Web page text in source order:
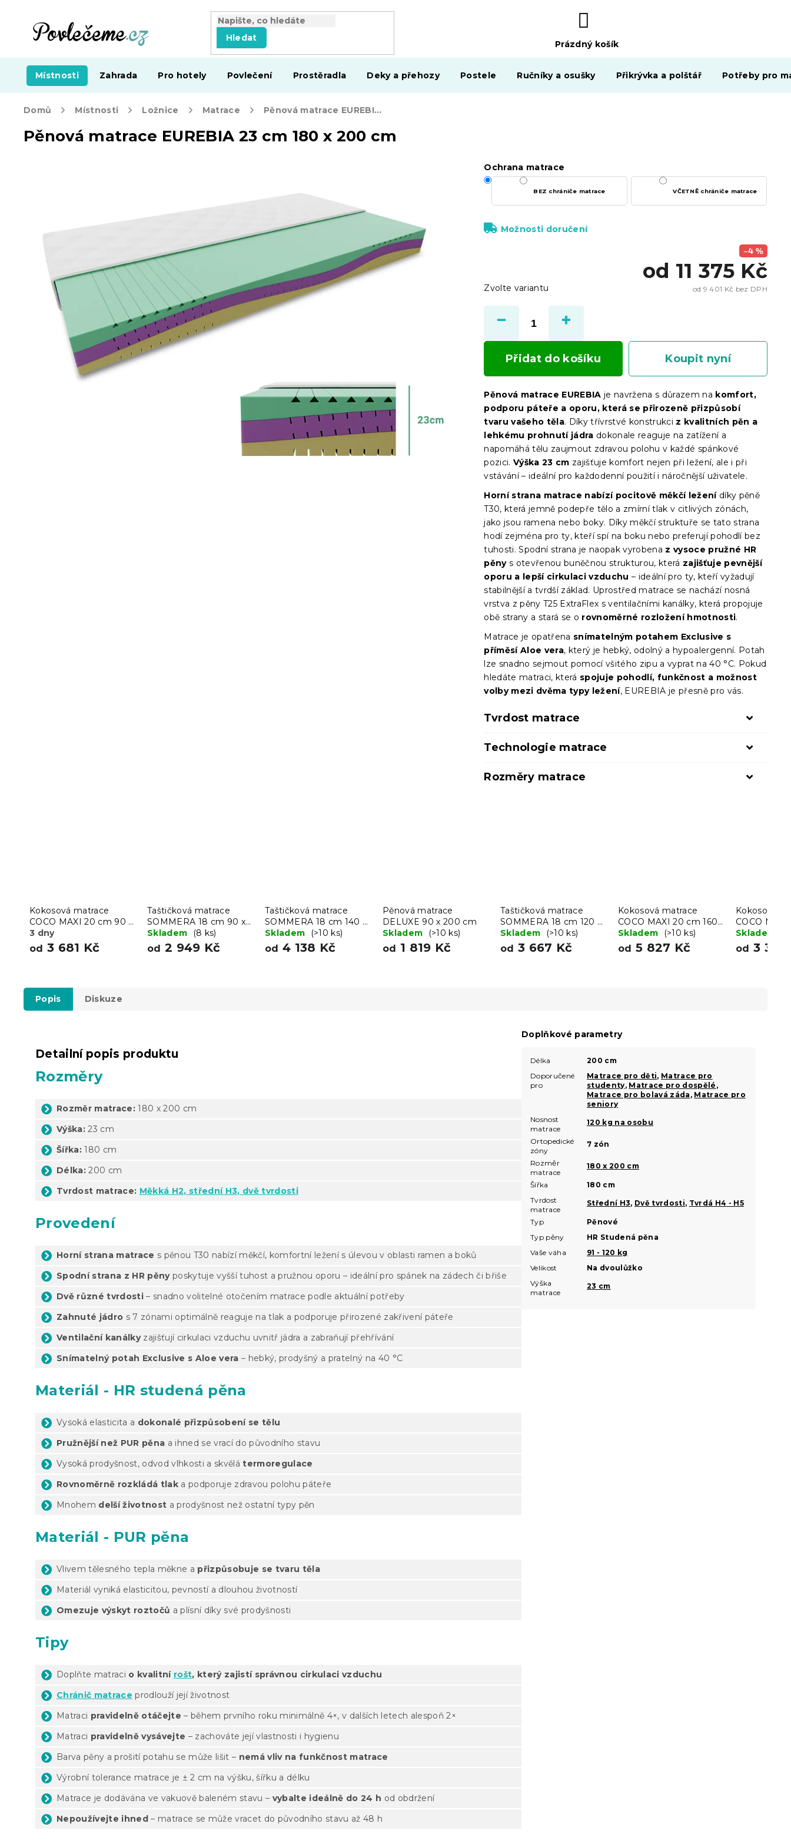
Hledat
NÁKUPNÍ
KOŠÍK
Prázdný košík
Místnosti Zahrada Pro hotely Povlečení Prostěradla Deky a přehozy Postele Ručníky a osušky Přikrývka a polštář Potřeby pro
Domů Místnosti Ložnice Matrace Pěnová matrace EUREBIA 23 cm 180 x 200 cm
Pěnová matrace EUREBIA 23 cm 180 x 200 cm
–4 %
od 11 375 Kč
od 9 401 Kč bez DPH
Zvolte variantu
Ochrana matrace
BEZ chrániče matrace VČETNĚ chrániče matrace
Možnosti doručení
Přidat do košíku Koupit nyní
Pěnová matrace EUREBIA je navržena s důrazem na komfort,
podporu páteře a oporu, která se přirozeně přizpůsobí
tvaru vašeho těla. Díky třívrstvé konstrukci z kvalitních pěn a
lehkému prohnutí jádra dokonale reaguje na zatížení a
napomáhá tělu zaujmout zdravou polohu v každé spánkové
pozici.Výška 23 cm zajišťuje komfort nejen při ležení, ale i při
vstávání – ideální pro každodenní použití i náročnější uživatele.
Horní strana matrace nabízí pocitově měkčí leženídíky pěně
T30, která jemně podepře tělo a zmírní tlak v citlivých zónách,
jako jsou ramena nebo boky. Díky měkčí struktuře se tato strana
hodí zejména pro ty, kteří spí na boku nebo preferují pohodlí bez
tuhosti. Spodní strana je naopak vyrobena z vysoce pružné HR
pěnys otevřenou buněčnou strukturou, která zajišťuje pevnější
oporu a lepší cirkulaci vzduchu – ideální pro ty, kteří vyžadují
stabilnější a tvrdší základ. Uprostřed matrace se nachází nosná
vrstva z pěny T25 ExtraFlex s ventilačními kanálky, která propojuje
obě strany a stará se o rovnoměrné rozložení hmotnosti.
Matrace je opatřena snímatelným potahem Exclusive s
příměsí Aloe vera, který je hebký, odolný a hypoalergenní. Potah
lze snadno sejmout pomocí všitého zipu a vyprat na 40 °C. Pokud
hledáte matraci, která spojuje pohodlí, funkčnost a možnost
volby mezi dvěma typy ležení, EUREBIA je přesně pro vás.
Tvrdost matrace
Technologie matrace
Rozměry matrace
Kokosová matrace
COCO MAXI 20 cm 90 x
200 cm
3 dny
od 3 681 Kč
Taštičková matrace
SOMMERA 18 cm 90 x
200 cm
Skladem (8 ks)
od 2 949 Kč
Taštičková matrace
SOMMERA 18 cm 140 x
200 cm
Skladem (>10 ks)
od 4 138 Kč
Pěnová matrace
DELUXE 90 x 200 cm
Skladem
(>10 ks)
od 1 819 Kč
Taštičková matrace
SOMMERA 18 cm 120 x
200 cm
Skladem (>10 ks)
od 3 667 Kč
Kokosová matrace
COCO MAXI 20 cm 160
x 200 cm
Skladem (>10 ks)
od 5 827 Kč
Kokosová
COCO
200 cm
Skladem
od 3
Popis Diskuze
Detailní popis produktu
Rozměry
Rozměr matrace:180 x 200 cm
Výška: 23 cm
Šířka:180 cm
Délka:200 cm
Tvrdost matrace: Měkká H2, střední H3, dvě tvrdosti
Provedení
Horní strana matrace s pěnou T30 nabízí měkčí, komfortní ležení s úlevou v oblasti ramen a boků
Spodní strana z HR pěnyposkytuje vyšší tuhost a pružnou oporu – ideální pro spánek na zádech či břiše
Dvě různé tvrdosti – snadno volitelné otočením matrace podle aktuální potřeby
Zahnuté jádro s 7 zónami optimálně reaguje na tlak a podporuje přirozené zakřivení páteře
Ventilační kanálkyzajišťují cirkulaci vzduchu uvnitř jádra a zabraňují přehřívání
Snímatelný potah Exclusive s Aloe vera – hebký, prodyšný a pratelný na 40 °C
Materiál - HR studená pěna
Vysoká elasticita a dokonalé přizpůsobení se tělu
Pružnější než PUR pěna a ihned se vrací do původního stavu
Vysoká prodyšnost, odvod vlhkosti a skvělátermoregulace
Rovnoměrně rozkládá tlak a podporuje zdravou polohu páteře
Mnohem delší životnost a prodyšnost než ostatní typy pěn
Materiál - PUR pěna
Vlivem tělesného tepla měkne a přizpůsobuje se tvaru těla
Materiál vyniká elasticitou, pevností a dlouhou životností
Omezuje výskyt roztočů a plísní díky své prodyšnosti
Tipy
Doplňte matraci o kvalitní rošt, který zajistí správnou cirkulaci vzduchu
Chránič matrace prodlouží její životnost
Matraci pravidelně otáčejte – během prvního roku minimálně 4×, v dalších letech alespoň 2×
Matraci pravidelně vysávejte – zachováte její vlastnosti i hygienu
Barva pěny a prošití potahu se může lišit – nemá vliv na funkčnost matrace
Výrobní tolerance matrace je ± 2 cm na výšku, šířku a délku
Matrace je dodávána ve vakuově baleném stavu – vybalte ideálně do 24 h od obdržení
Nepoužívejte ihned – matrace se může vracet do původního stavu až 48 h
Doplňkové parametry
Délka
200 cm
Doporučené
pro
Matrace pro děti, Matrace pro
studenty, Matrace pro dospělé ,
Matrace pro bolavá záda , Matrace pro
seniory
Nosnost
matrace
120 kg na osobu
Ortopedické
zóny
7 zón
Rozměr
matrace
180 x 200 cm
Šířka
180 cm
Tvrdost
matrace
Střední H3, Dvě tvrdosti, Tvrdá H4 - H5
Typ
Pěnové
Typ pěny
HR Studená pěna
Vaše váha
91 - 120 kg
Velikost
Na dvoulůžko
Výška
matrace
23 cm